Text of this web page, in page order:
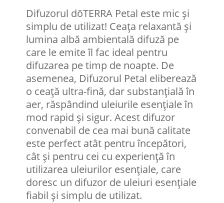
Difuzorul dōTERRA Petal este mic și
simplu de utilizat! Ceața relaxantă și
lumina albă ambientală difuză pe
care le emite îl fac ideal pentru
difuzarea pe timp de noapte. De
asemenea, Difuzorul Petal eliberează
o ceață ultra-fină, dar substanțială în
aer, răspândind uleiurile esențiale în
mod rapid și sigur. Acest difuzor
convenabil de cea mai bună calitate
este perfect atât pentru începători,
cât și pentru cei cu experiență în
utilizarea uleiurilor esențiale, care
doresc un difuzor de uleiuri esențiale
fiabil și simplu de utilizat.